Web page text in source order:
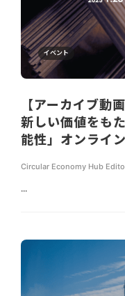
イベント
【アーカイブ動
新しい価値をも
能性」オンライ
Circular Economy Hub
...